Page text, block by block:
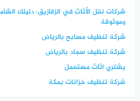
شركات نقل الأثاث في الزقازيق: دليلك
وموثوقة
شركة تنظيف مسابح بالرياض
شركة تنظيف سجاد بالرياض
يشتري اثاث مستعمل
شركة تنظيف خزانات بمكة